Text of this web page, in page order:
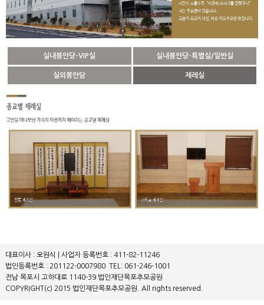
실내봉안당-VIP실 실내봉안당-특별실/일반실
실외봉안담 제례실
대표이사 : 오원식 | 사업자 등록번호 : 411-82-11246
법인등록번호 : 201122-0007980 TEL: 061-246-1001
전남 목포시 고하대로 1140-39 법인재단목포추모공원
COPYRIGHT(c) 2015 법인재단목포추모공원. All rights reserved.